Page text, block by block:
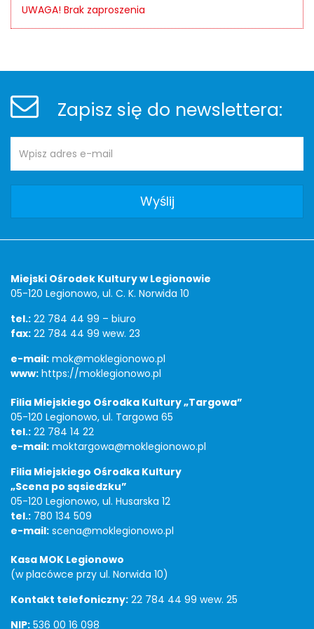
UWAGA! Brak zaproszenia
Newsletter
Zapisz się do newslettera:
Newsletter
e-
mail:
Adres
Miejski Ośrodek Kultury w Legionowie
05-120 Legionowo, ul. C. K. Norwida 10
tel.: 22 784 44 99 – biuro
fax: 22 784 44 99 wew. 23
e-mail: mok@moklegionowo.pl
www: https://moklegionowo.pl
Filia Miejskiego Ośrodka Kultury „Targowa”
05-120 Legionowo, ul. Targowa 65
tel.: 22 784 14 22
e-mail: moktargowa@moklegionowo.pl
Filia Miejskiego Ośrodka Kultury
„Scena po sąsiedzku”
05-120 Legionowo, ul. Husarska 12
tel.: 780 134 509
e-mail: scena@moklegionowo.pl
Kasa MOK Legionowo
(w placówce przy ul. Norwida 10)
Kontakt telefoniczny: 22 784 44 99 wew. 25
NIP: 536 00 16 098